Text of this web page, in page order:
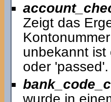
Zeigt das
unbekannt ist
oder 'passed'.
wurde in